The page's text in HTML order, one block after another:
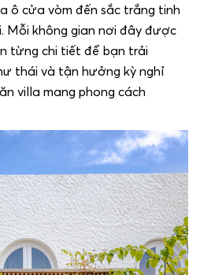
ô cửa vòm đến sắc trắng tinh
Mỗi không gian nơi đây được
từng chi tiết để bạn trải
thái và tận hưởng kỳ nghỉ
villa mang phong cách